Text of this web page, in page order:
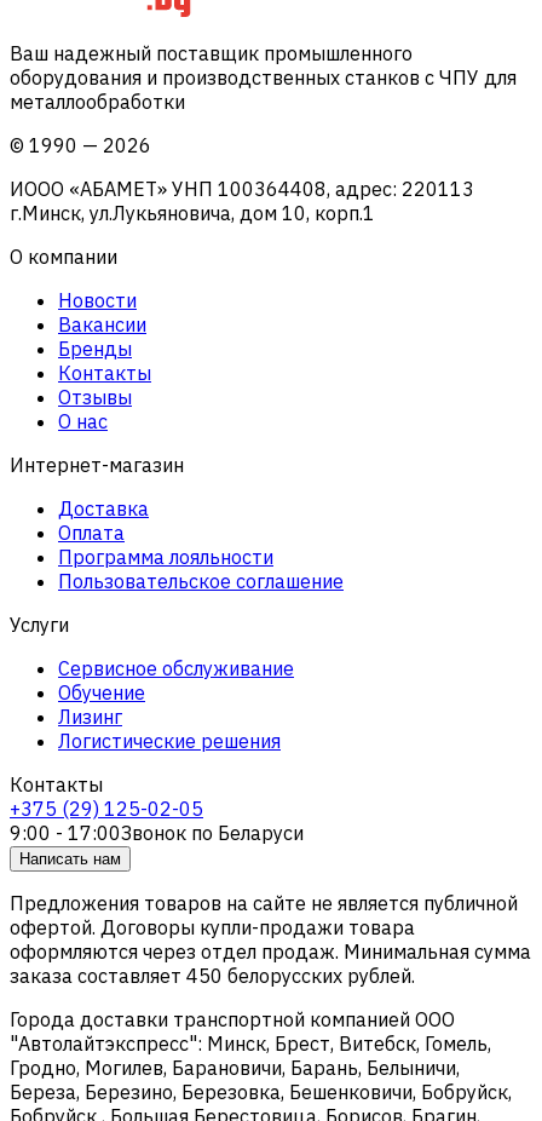
Ваш надежный поставщик промышленного
оборудования и производственных станков с ЧПУ для
металлообработки
© 1990 — 2026
ИООО «АБАМЕТ» УНП 100364408, адрес: 220113
г.Минск, ул.Лукьяновича, дом 10, корп.1
О компании
Новости
Вакансии
Бренды
Контакты
Отзывы
О нас
Интернет-магазин
Доставка
Оплата
Программа лояльности
Пользовательское соглашение
Услуги
Сервисное обслуживание
Обучение
Лизинг
Логистические решения
Контакты
+375 (29) 125-02-05
9:00 - 17:00Звонок по Беларуси
Написать нам
Предложения товаров на сайте не является публичной
офертой. Договоры купли-продажи товара
оформляются через отдел продаж. Минимальная сумма
заказа составляет 450 белорусских рублей.
Города доставки транспортной компанией ООО
"Автолайтэкспресс": Минск, Брест, Витебск, Гомель,
Гродно, Могилев, Барановичи, Барань, Белыничи,
Береза, Березино, Березовка, Бешенковичи, Бобруйск,
Бобруйск , Большая Берестовица, Борисов, Брагин,